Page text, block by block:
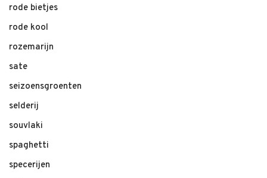
rode bietjes
rode kool
rozemarijn
sate
seizoensgroenten
selderij
souvlaki
spaghetti
specerijen